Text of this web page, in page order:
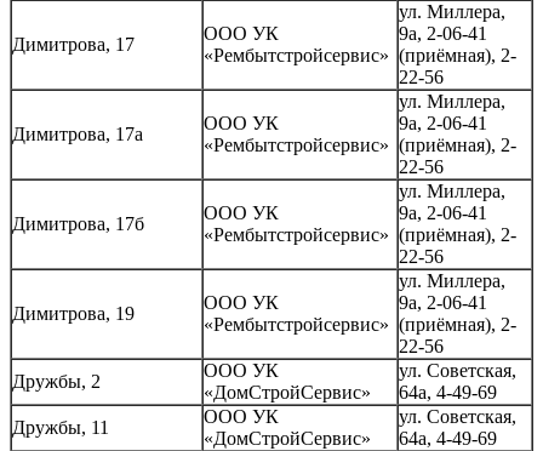
Димитрова, 17
ООО УК
«Рембытстройсервис»
ул. Миллера,
9а, 2-06-41
(приёмная), 2-
22-56
Димитрова, 17а
ООО УК
«Рембытстройсервис»
ул. Миллера,
9а, 2-06-41
(приёмная), 2-
22-56
Димитрова, 17б
ООО УК
«Рембытстройсервис»
ул. Миллера,
9а, 2-06-41
(приёмная), 2-
22-56
Димитрова, 19
ООО УК
«Рембытстройсервис»
ул. Миллера,
9а, 2-06-41
(приёмная), 2-
22-56
Дружбы, 2
ООО УК
«ДомСтройСервис»
ул. Советская,
64а, 4-49-69
Дружбы, 11
ООО УК
«ДомСтройСервис»
ул. Советская,
64а, 4-49-69